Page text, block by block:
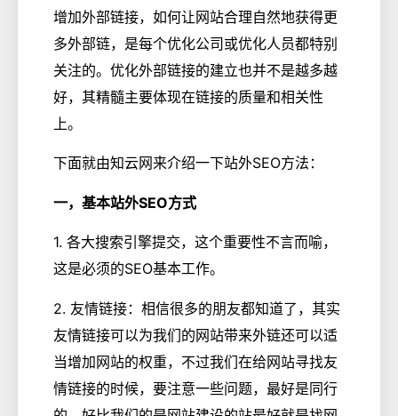
增加外部链接，如何让网站合理自然地获得更
多外部链，是每个优化公司或优化人员都特别
关注的。优化外部链接的建立也并不是越多越
好，其精髓主要体现在链接的质量和相关性
上。
下面就由知云网来介绍一下站外SEO方法：
一，基本站外SEO方式
1. 各大搜索引擎提交，这个重要性不言而喻，
这是必须的SEO基本工作。
2. 友情链接：相信很多的朋友都知道了，其实
友情链接可以为我们的网站带来外链还可以适
当增加网站的权重，不过我们在给网站寻找友
情链接的时候，要注意一些问题，最好是同行